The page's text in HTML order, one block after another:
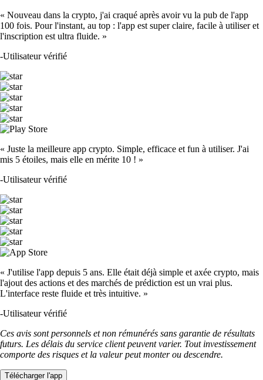
« Nouveau dans la crypto, j'ai craqué après avoir vu la pub de l'app
100 fois. Pour l'instant, au top : l'app est super claire, facile à utiliser et
l'inscription est ultra fluide. »
-Utilisateur vérifié
« Juste la meilleure app crypto. Simple, efficace et fun à utiliser. J'ai
mis 5 étoiles, mais elle en mérite 10 ! »
-Utilisateur vérifié
« J'utilise l'app depuis 5 ans. Elle était déjà simple et axée crypto, mais
l'ajout des actions et des marchés de prédiction est un vrai plus.
L'interface reste fluide et très intuitive. »
-Utilisateur vérifié
Ces avis sont personnels et non rémunérés sans garantie de résultats
futurs. Les délais du service client peuvent varier. Tout investissement
comporte des risques et la valeur peut monter ou descendre.
Télécharger l'app